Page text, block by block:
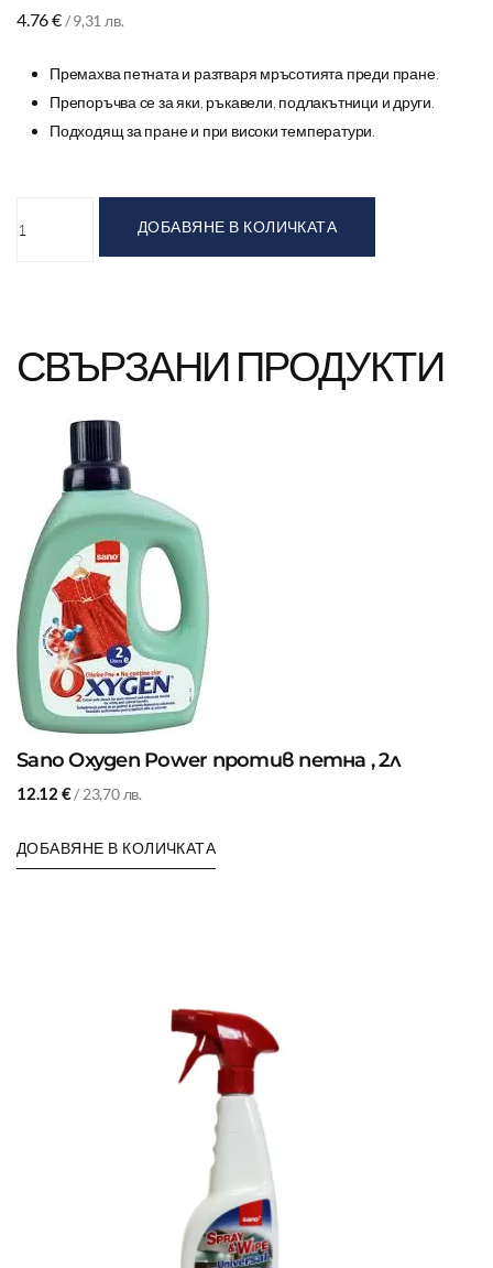
4.76€/ 9,31 лв.
Премахва петната и разтваря мръсотията преди пране.
Препоръчва се за яки, ръкавели, подлакътници и други.
Подходящ за пране и при високи температури.
ДОБАВЯНЕ В КОЛИЧКАТА
СВЪРЗАНИ ПРОДУКТИ
Sano Oxygen Power против петна , 2л
12.12 €/ 23,70 лв.
ДОБАВЯНЕ В КОЛИЧКАТА